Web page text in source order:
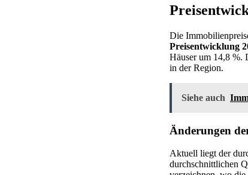
Die
Preisentwicklung
Häuser um 14,8 %.
in der Region.
Siehe auch
Änderungen
Aktuell liegt der
durchschnittlichen